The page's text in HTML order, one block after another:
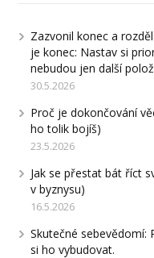
Zazvonil konec a
je konec: Nastav si
nebudou jen další
30.5.2026
Proč je dokončování
ho tolik bojíš)
23.5.2026
Jak se přestat bát říct
v byznysu)
16.5.2026
Skutečné
si ho vybudovat.